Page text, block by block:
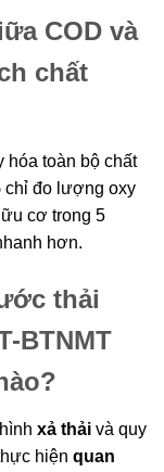
COD và
chất
hóa toàn bộ chất
chỉ đo lượng oxy
cơ trong 5
hơn.
thải
BTNMT
xả thải và quy
hiện quan